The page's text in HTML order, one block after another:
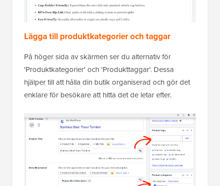
Lägga till produktkategorier och taggar
På höger sida av skärmen ser du alternativ för
'Produktkategorier' och 'Produkttaggar'. Dessa
hjälper till att hålla din butik organiserad och gör det
enklare för besökare att hitta det de letar efter.